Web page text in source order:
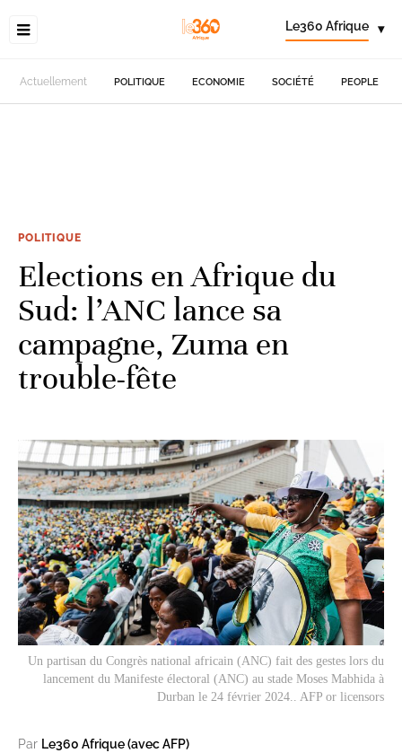
Le360 Afrique ▾
Actuellement POLITIQUE ECONOMIE SOCIÉTÉ PEOPLE
POLITIQUE
Elections en Afrique du
Sud: l’ANC lance sa
campagne, Zuma en
trouble-fête
Un partisan du Congrès national africain (ANC) fait des gestes lors du
lancement du Manifeste électoral (ANC) au stade Moses Mabhida à
Durban le 24 février 2024.. AFP or licensors
Par Le360 Afrique (avec AFP)